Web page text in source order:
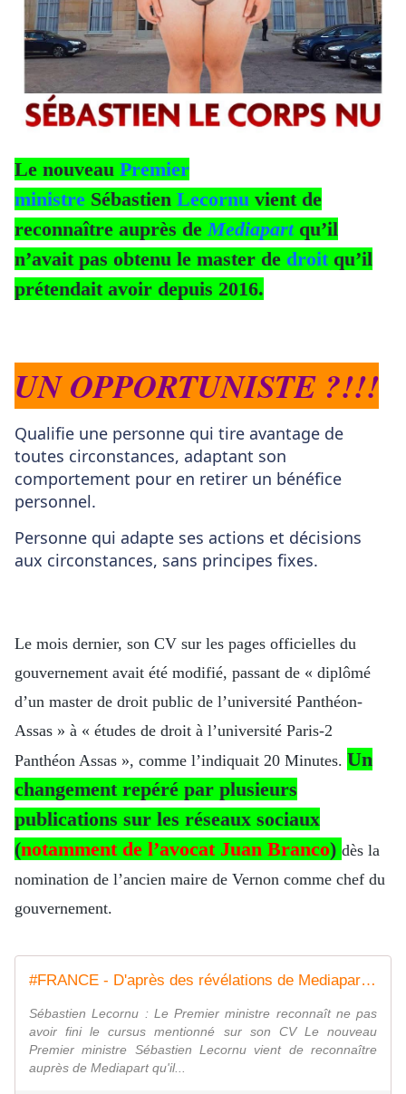
Le nouveau Premier
ministre Sébastien Lecornu vient de
reconnaître auprès deMediapart qu’il
n’avait pas obtenu le master de droit qu’il
prétendait avoir depuis 2016.
UN OPPORTUNISTE ?!!!
Qualifie une personne qui tire avantage de
toutes circonstances, adaptant son
comportement pour en retirer un bénéfice
personnel.
Personne qui adapte ses actions et décisions
aux circonstances, sans principes fixes.
Le mois dernier, son CV sur les pages officielles du
gouvernement avait été modifié, passant de « diplômé
d’un master de droit public de l’université Panthéon-
Assas » à « études de droit à l’université Paris-2
Panthéon Assas », comme l’indiquait 20 Minutes. Un
changement repéré par plusieurs
publications sur les réseaux sociaux
(notamment de l’avocat Juan Branco) dès la
nomination de l’ancien maire de Vernon comme chef du
gouvernement.
#FRANCE - D'après des révélations de Mediapart, le nouveau Premier ministre Sébastien #Lecornu a reconnu ne pas être diplômé d'un master de droit public, ce qu'il indiquait pourtant depuis 2016 - MOINS de BIENS PLUS de LIENS
Sébastien Lecornu : Le Premier ministre reconnaît ne pas
avoir fini le cursus mentionné sur son CV Le nouveau
Premier ministre Sébastien Lecornu vient de reconnaître
auprès de Mediapart qu'il...